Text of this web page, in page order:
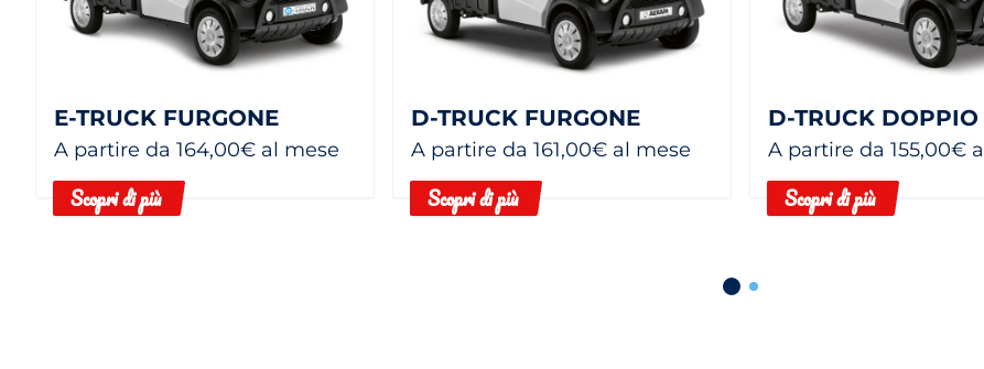
E-TRUCK FURGONE
A partire da 164,00€ al mese
Scopri di più
D-TRUCK FURGONE
A partire da 161,00€ al mese
Scopri di più
A partire da 155,00€
Scopri di più